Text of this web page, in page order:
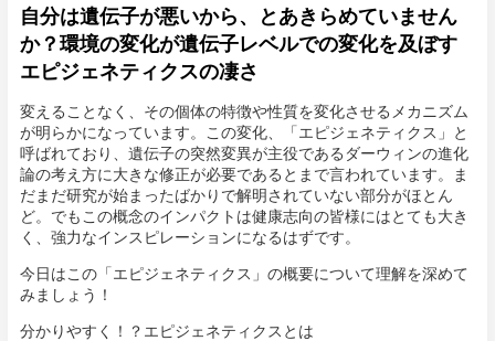
自分は遺伝子が悪いから、とあきらめていません
か？環境の変化が遺伝子レベルでの変化を及ぼす
エピジェネティクスの凄さ
変えることなく、その個体の特徴や性質を変化させるメカニズム
が明らかになっています。この変化、「エピジェネティクス」と
呼ばれており、遺伝子の突然変異が主役であるダーウィンの進化
論の考え方に大きな修正が必要であるとまで言われています。ま
だまだ研究が始まったばかりで解明されていない部分がほとん
ど。でもこの概念のインパクトは健康志向の皆様にはとても大き
く、強力なインスピレーションになるはずです。
今日はこの「エピジェネティクス」の概要について理解を深めて
みましょう！
分かりやすく！？エピジェネティクスとは